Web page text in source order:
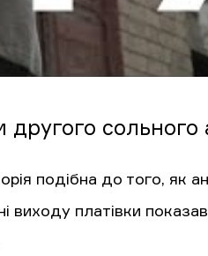
другого сольного
подібна до того, як
виходу платівки